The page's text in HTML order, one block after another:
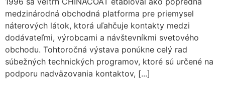
medzinárodná obchodná platforma pre priemysel
náterových látok, ktorá uľahčuje kontakty medzi
dodávateľmi, výrobcami a návštevníkmi svetového
obchodu. Tohtoročná výstava ponúkne celý rad
súbežných technických programov, ktoré sú určené na
podporu nadväzovania kontaktov, [...]